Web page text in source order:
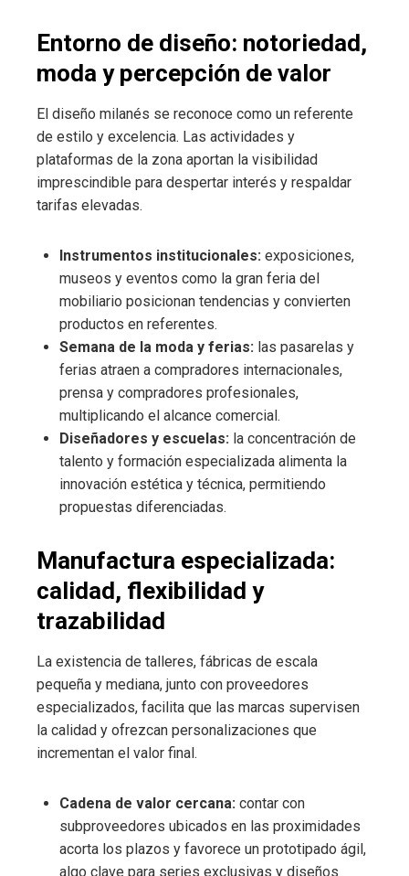
Entorno de diseño: notoriedad,
moda y percepción de valor
El diseño milanés se reconoce como un referente
de estilo y excelencia. Las actividades y
plataformas de la zona aportan la visibilidad
imprescindible para despertar interés y respaldar
tarifas elevadas.
Instrumentos institucionales: exposiciones,
museos y eventos como la gran feria del
mobiliario posicionan tendencias y convierten
productos en referentes.
Semana de la moda y ferias: las pasarelas y
ferias atraen a compradores internacionales,
prensa y compradores profesionales,
multiplicando el alcance comercial.
Diseñadores y escuelas: la concentración de
talento y formación especializada alimenta la
innovación estética y técnica, permitiendo
propuestas diferenciadas.
Manufactura especializada:
calidad, flexibilidad y
trazabilidad
La existencia de talleres, fábricas de escala
pequeña y mediana, junto con proveedores
especializados, facilita que las marcas supervisen
la calidad y ofrezcan personalizaciones que
incrementan el valor final.
Cadena de valor cercana: contar con
subproveedores ubicados en las proximidades
acorta los plazos y favorece un prototipado ágil,
algo clave para series exclusivas y diseños